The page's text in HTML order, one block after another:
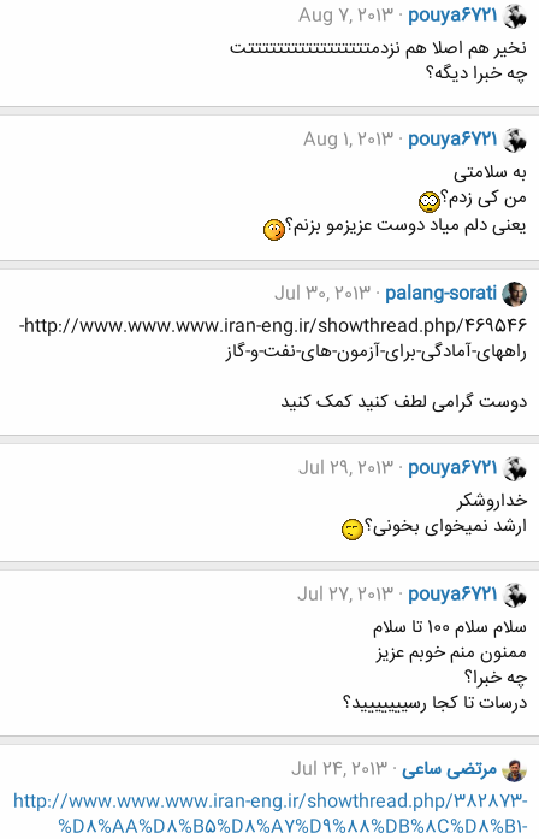
pouya6721
Aug 7, 2013
نخیر هم اصلا هم نزدمتتتتتتتتتتتتتتتتتت
چه خبرا دیگه؟
pouya6721
Aug 1, 2013
به سلامتی
من کی زدم؟
یعنی دلم میاد دوست عزیزمو بزنم؟
palang-sorati
Jul 30, 2013
http://www.www.www.iran-eng.ir/showthread.php/469546-
راههای-آمادگی-برای-آزمون-های-نفت-و-گاز
دوست گرامی لطف کنید کمک کنید
pouya6721
Jul 29, 2013
خداروشکر
ارشد نمیخوای بخونی؟
pouya6721
Jul 27, 2013
سلام سلام 100 تا سلام
ممنون منم خوبم عزیز
چه خبرا؟
درسات تا کجا رسییییییید؟
مرتضی ساعی Jul 24, 2013
http://www.www.www.iran-eng.ir/showthread.php/382873-
%D8%AA%D8%B5%D8%A7%D9%88%DB%8C%D8%B1-